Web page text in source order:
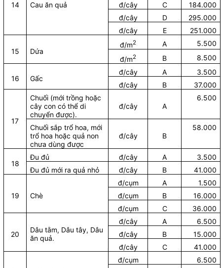
14 Cau ăn quả
đ/cây
C
184.000
đ/cây
D
295.000
đ/cây
E 251.000
15 Dứa
đ/m2 A
5.500
đ/m2 B 8.500
16 Gấc
đ/cây A
3.500
đ/cây
B 37.000
17
Chuối (mới trồng hoặc
cây con có thể di
chuyển được).
đ/cây A
6.500
Chuối sắp trổ hoa, mới
trổ hoa hoặc quả non
chưa dùng được
đ/cây B
58.000
18
Đu đủ đ/cây A
3.500
Đu đủ mới ra quả nhỏ
đ/cây B 41.000
19 Chè
đ/cụm A
1.500
đ/cụm
B
16.000
đ/cụm
C 36.000
20
Dâu tằm, Dâu tây, Dâu
ăn quả.
đ/cây A
6.500
đ/cây
B
15.000
đ/cây
C 41.000
đ/cụm
6.500